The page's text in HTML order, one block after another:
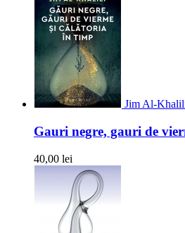
Jim Al-
Gauri negre, gauri de
40,00 lei